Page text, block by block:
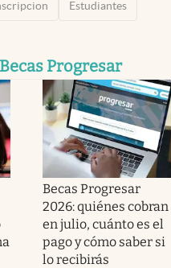
Estudiantes
Becas Progresar
Becas Progresar
2026: quiénes cobran
en julio, cuánto es el
pago y cómo saber si
lo recibirás